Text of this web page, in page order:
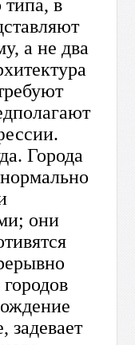
типа, в
а не два
Города
они
задевает